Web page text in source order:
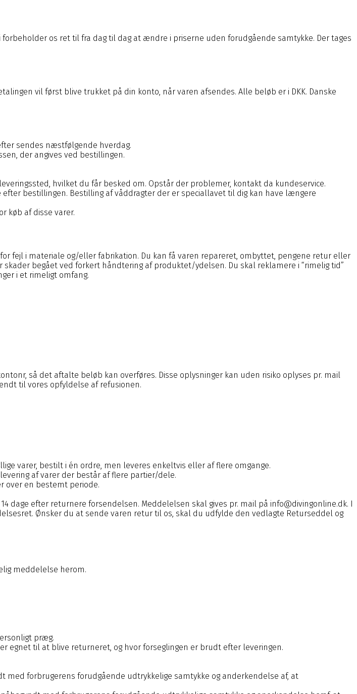
os ret til fra dag til dag at ændre i priserne uden forudgående samtykke. Der tages
vil først blive trukket på din konto, når varen afsendes. Alle beløb er i DKK. Danske
sendes næstfølgende hverdag.
der angives ved bestillingen.
hvilket du får besked om. Opstår der problemer, kontakt da kundeservice.
bestillingen. Bestilling af våddragter der er speciallavet til dig kan have længere
køb af disse varer.
fejl i materiale og/eller fabrikation. Du kan få varen repareret, ombyttet, pengene retur eller
begået ved forkert håndtering af produktet/ydelsen. Du skal reklamere i “rimelig tid”
i et rimeligt omfang.
så det aftalte beløb kan overføres. Disse oplysninger kan uden risiko oplyses pr. mail
til vores opfyldelse af refusionen.
varer, bestilt i én ordre, men leveres enkeltvis eller af flere omgange.
af varer der består af flere partier/dele.
over en bestemt periode.
dage efter returnere forsendelsen. Meddelelsen skal gives pr. mail på info@divingonline.dk. I
Ønsker du at sende varen retur til os, skal du udfylde den vedlagte Returseddel og
meddelelse herom.
præg.
egnet til at blive returneret, og hvor forseglingen er brudt efter leveringen.
forbrugerens forudgående udtrykkelige samtykke og anderkendelse af, at